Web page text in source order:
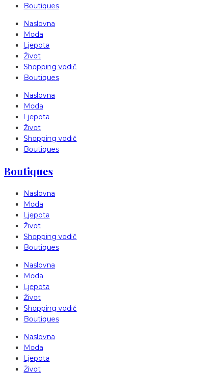
Boutiques
Naslovna
Moda
Ljepota
Život
Shopping vodič
Boutiques
Naslovna
Moda
Ljepota
Život
Shopping vodič
Boutiques
Boutiques
Naslovna
Moda
Ljepota
Život
Shopping vodič
Boutiques
Naslovna
Moda
Ljepota
Život
Shopping vodič
Boutiques
Naslovna
Moda
Ljepota
Život